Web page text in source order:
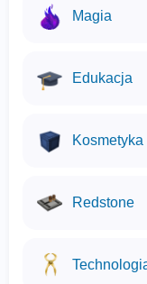
Magia
Edukacja
Kosmetyka
Redstone